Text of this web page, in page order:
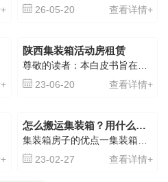
使用、 管控、合规运维，直接关系
运输
26-05-20
查看详情+
陕西集装箱活动房租赁
23-06-20
查看详情+
23-02-27
查看详情+